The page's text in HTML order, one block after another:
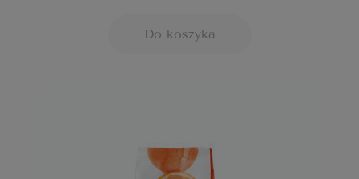
Do koszyka